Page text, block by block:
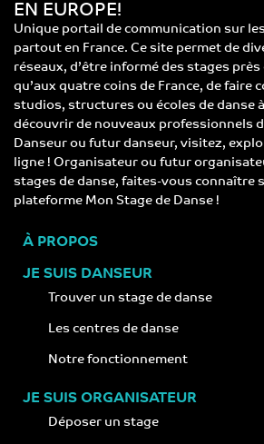
EN EUROPE!
Unique portail de communication sur
partout en France. Ce site permet de
réseaux, d’être informé des stages
qu’aux quatre coins de France, de faire
studios, structures ou écoles de danse
découvrir de nouveaux professionnels
Danseur ou futur danseur, visitez,
ligne ! Organisateur ou futur
stages de danse, faites-vous connaître
plateforme Mon Stage de Danse !
À PROPOS
JE SUIS DANSEUR
Trouver un stage de danse
Les centres de danse
Notre fonctionnement
JE SUIS ORGANISATEUR
Déposer un stage